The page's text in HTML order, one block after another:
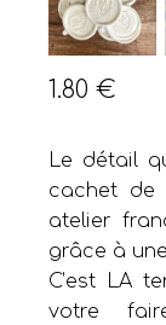
1.80€
Le détail
cachet de
atelier
grâce à
C’est LA
votre